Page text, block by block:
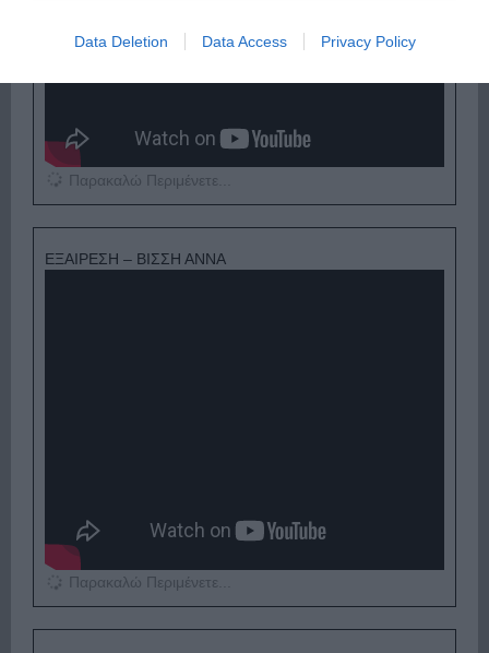
Data Deletion Data Access Privacy Policy
Παρακαλώ Περιμένετε...
ΕΞΑΙΡΕΣΗ – ΒΙΣΣΗ ΑΝΝΑ
Παρακαλώ Περιμένετε...